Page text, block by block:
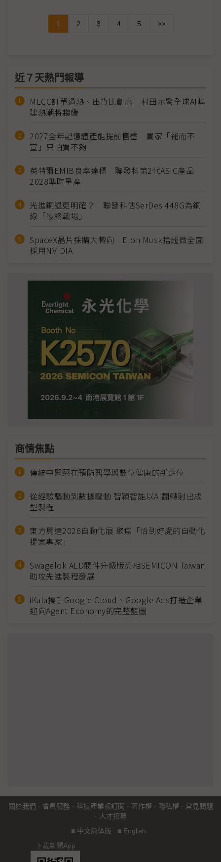
1 2 3 4 5 >>
近７天熱門報導
MLCC訂單過熱、出貨比創高 村田示警全球AI基
建熱潮將趨緩
2027全年記憶體產能提前售罄 買家「祕而不
宣」只怕買不夠
英特爾EMIB良率達標 聯發科第2代ASIC產品
2028準時量產
光進銅退更明確？ 聯發科估SerDes 448G為銅
線「最終戰場」
SpaceX晶片採購大轉向 Elon Musk捨超微全面
採用NVIDIA
商情焦點
傳統中醫藥在預防醫學與數位健康的新定位
從經驗驅動到數據驅動 智穎智能以AI翻轉射出成
型製程
東方馬達2026自動化展 聚焦「恰到好處的自動化
提案專家」
Swagelok ALD閥件升級版亮相SEMICON Taiwan
助攻先進製程發展
iKala攜手Google Cloud、Google Ads打造企業
迎向Agent Economy的完整藍圖
關於我們 · 會員服務 · 科技產業報訂閱 · 著作權 · 隱私權 · 常見問題
· 人才招募
■ 中文简体版 ■ English
下載新聞App